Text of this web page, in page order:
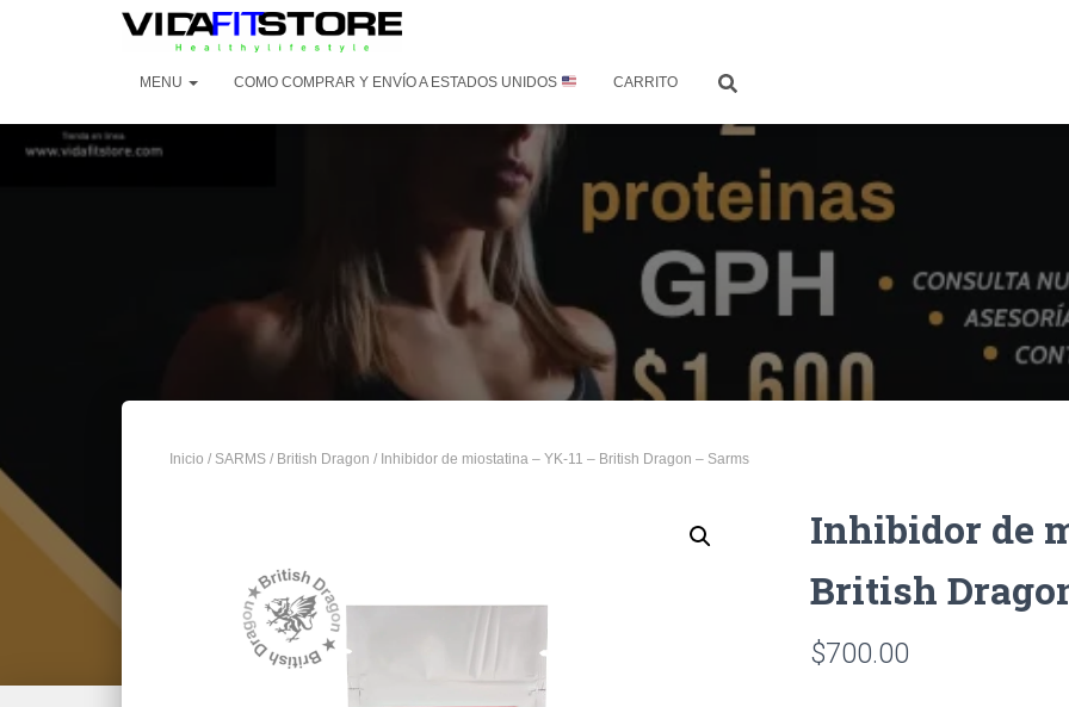
MENU COMO COMPRAR Y ENVÍO A ESTADOS UNIDOS CARRITO
Inicio / SARMS / British Dragon / Inhibidor de miostatina – YK-11 – British Dragon – Sarms
Inhibidor de
British
$700.00